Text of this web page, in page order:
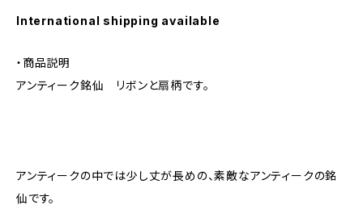
International shipping available
・商品説明
アンティーク銘仙 リボンと扇柄です。
アンティークの中では少し丈が長めの、素敵なアンティークの銘
仙です。